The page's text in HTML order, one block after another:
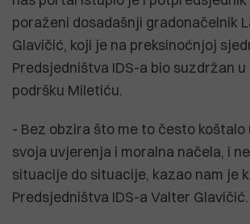
poraženi dosadašnji gradonačelnik
Glavičić, koji je na preksinoćnjoj
Predsjedništva IDS-a bio suzdržan
podršku Miletiću.
- Bez obzira što me to često koštalo
svoja uvjerenja i moralna načela, i
situacije do situacije, kazao nam je
Predsjedništva IDS-a Valter Glavičić.